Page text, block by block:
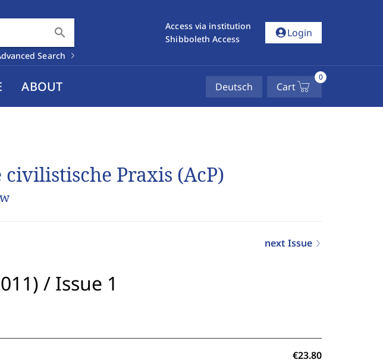
search
Search
Access via institution
Shibboleth Access
account_circleLogin
ABOUT Deutsch Cart
0
Praxis (AcP)
next Issue
/ Issue 1